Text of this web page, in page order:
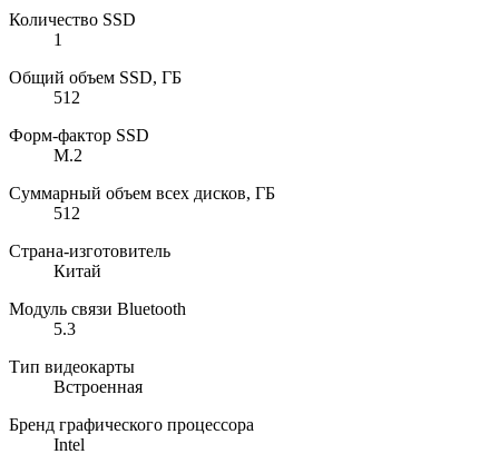
Количество SSD
1
Общий объем SSD, ГБ
512
Форм-фактор SSD
M.2
Суммарный объем всех дисков, ГБ
512
Страна-изготовитель
Китай
Модуль связи Bluetooth
5.3
Тип видеокарты
Встроенная
Бренд графического процессора
Intel